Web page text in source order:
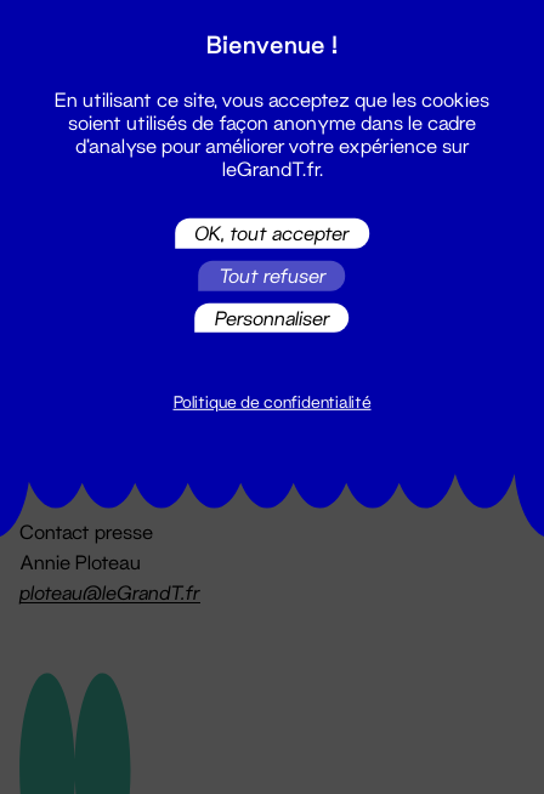
billetterie@leGrandT.fr
Du lundi au vendredi 14h → 18h
Contact presse
Annie Ploteau
ploteau@leGrandT.fr
Bienvenue !
En utilisant ce site, vous acceptez que les cookies
soient utilisés de façon anonyme dans le cadre
d'analyse pour améliorer votre expérience sur
leGrandT.fr.
OK, tout accepter
Tout refuser
Personnaliser
Politique de confidentialité